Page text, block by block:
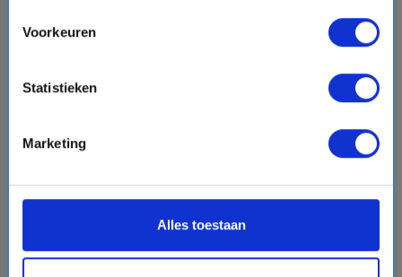
Voorkeuren
Statistieken
Marketing
Alles toestaan